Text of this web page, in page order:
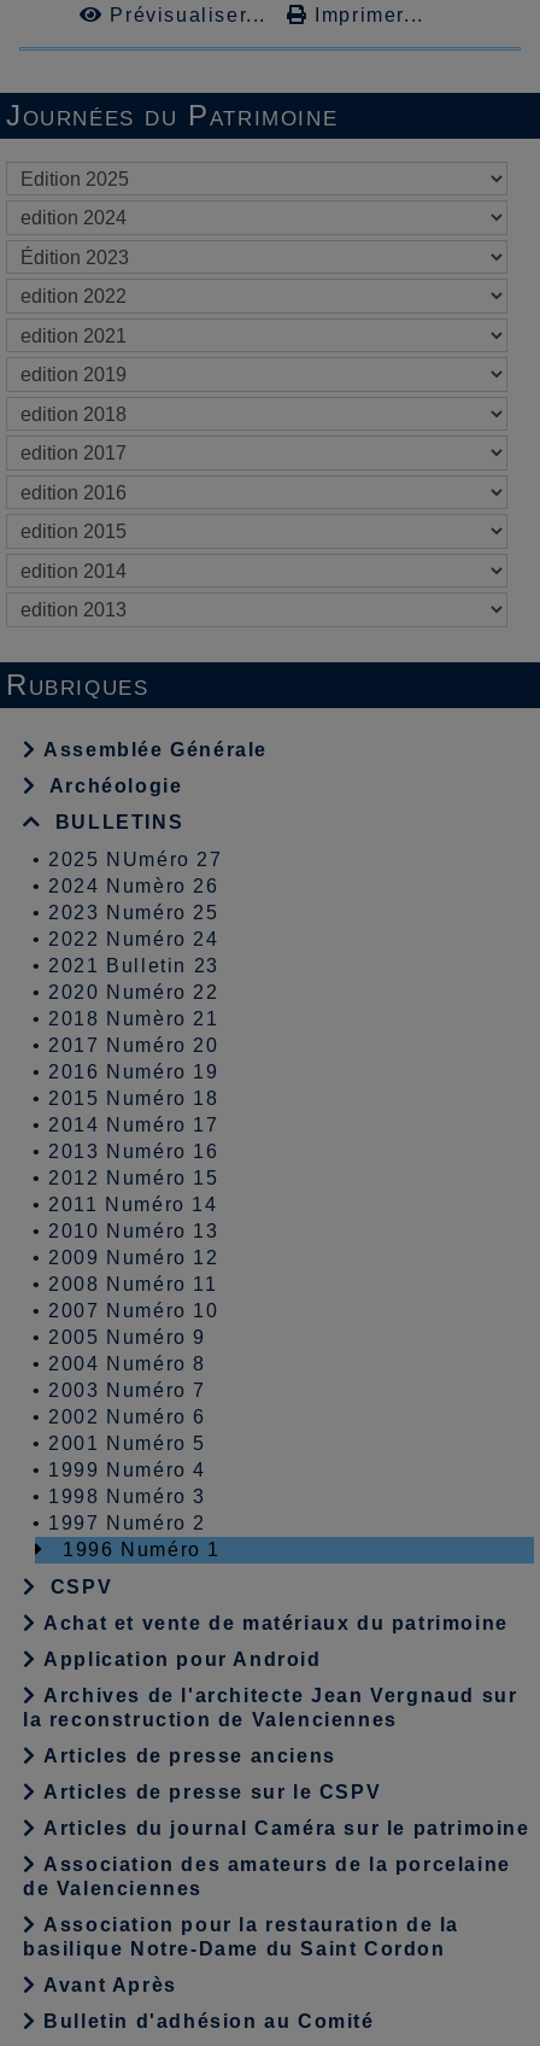
Journées du Patrimoine
Rubriques
Assemblée Générale
Archéologie
BULLETINS
• 2025 NUméro 27
• 2024 Numèro 26
• 2023 Numéro 25
• 2022 Numéro 24
• 2021 Bulletin 23
• 2020 Numéro 22
• 2018 Numèro 21
• 2017 Numéro 20
• 2016 Numéro 19
• 2015 Numéro 18
• 2014 Numéro 17
• 2013 Numéro 16
• 2012 Numéro 15
• 2011 Numéro 14
• 2010 Numéro 13
• 2009 Numéro 12
• 2008 Numéro 11
• 2007 Numéro 10
• 2005 Numéro 9
• 2004 Numéro 8
• 2003 Numéro 7
• 2002 Numéro 6
• 2001 Numéro 5
• 1999 Numéro 4
• 1998 Numéro 3
• 1997 Numéro 2
1996 Numéro 1
CSPV
Achat et vente de matériaux du patrimoine
Application pour Android
Archives de l'architecte Jean Vergnaud sur
la reconstruction de Valenciennes
Articles de presse anciens
Articles de presse sur le CSPV
Articles du journal Caméra sur le patrimoine
Association des amateurs de la porcelaine
de Valenciennes
Association pour la restauration de la
basilique Notre-Dame du Saint Cordon
Avant Après
Bulletin d'adhésion au Comité
Prévisualiser... Imprimer...